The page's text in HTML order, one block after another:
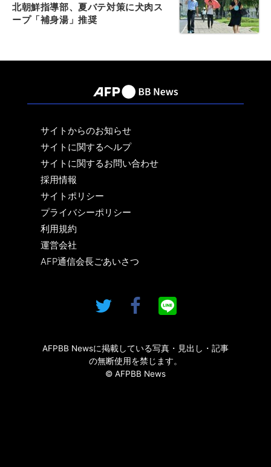
北朝鮮指導部、夏バテ対策に犬肉ス
ープ「補身湯」推奨
サイトからのお知らせ
サイトに関するヘルプ
サイトに関するお問い合わせ
採用情報
サイトポリシー
プライバシーポリシー
利用規約
運営会社
AFP通信会長ごあいさつ
AFPBB Newsに掲載している写真・見出し・記事
の無断使用を禁じます。
© AFPBB News